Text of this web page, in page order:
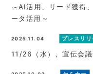
～AI活用、リード獲得
ータ活用～
2025.11.04 プレスリリ
11/26（水）、宣伝会